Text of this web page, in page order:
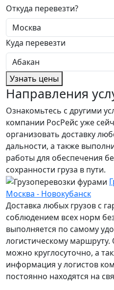
Откуда перевезти?
Куда перевезти
Узнать цены
Направления
Ознакомьтесь с другими
компании РосРейс уже
организовать доставку
дальности, а также
работы для обеспечения
сохранности груза в пути.
Москва - Новокубанск
Доставка любых грузов с
соблюдением всех норм
выполняется по самому
логистическому
можно круглосуточно, а
информация у логистов
постоянно находятся на